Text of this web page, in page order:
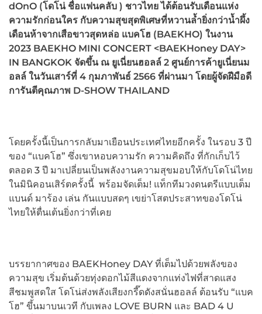
dOnO (โดโน่ ชื่อแฟนคลับ ) ชาวไทย ได้ต้อนรับเดือนแห่ง
ความรักก่อนใคร กับความสุขสุดพิเศษที่หวานล้ำยิ่งกว่าน้ำผึ้ง
เดือนห้าจากเสือขาวสุดหล่อ แบคโฮ (BAEKHO) ในงาน
2023 BAEKHO MINI CONCERT <BAEKHoney DAY>
IN BANGKOK จัดขึ้น ณ ยูเนี่ยนฮอลล์ 2 ศูนย์การค้ายูเนี่ยนม
อลล์ ในวันเสาร์ที่ 4 กุมภาพันธ์ 2566 ที่ผ่านมา โดยผู้จัดฝีมือดี
การันตีคุณภาพ D-SHOW THAILAND
โดยครั้งนี้เป็นการกลับมาเยือนประเทศไทยอีกครั้ง ในรอบ 3 ปี
ของ “แบคโฮ” ซึ่งเขาหอบความรัก ความคิดถึง ที่กักเก็บไว้
ตลอด 3 ปี มาเปลี่ยนเป็นพลังงานความสุขมอบให้กับโดโน่ไทย
ในมินิคอนเสิร์ตครั้งนี้ พร้อมจัดเต็ม! แท็กทีมวงดนตรีแบบเต็ม
แบนด์ มาร้อง เล่น กันแบบสดๆ เขย่าโสตประสาทของโดโน่
ไทยให้ตื่นเต้นยิ่งกว่าที่เคย
บรรยากาศของ BAEKHoney DAY ที่เต็มไปด้วยพลังของ
ความสุข เริ่มต้นด้วยทุ่งดอกไม้สีแดงจากแท่งไฟที่สาดแสง
สีชมพูสดใส โดโน่ส่งพลังเสียงกรี๊ดดังสนั่นฮอลล์ ต้อนรับ “แบค
โฮ” ขึ้นมาบนเวที กับเพลง LOVE BURN และ BAD 4 U